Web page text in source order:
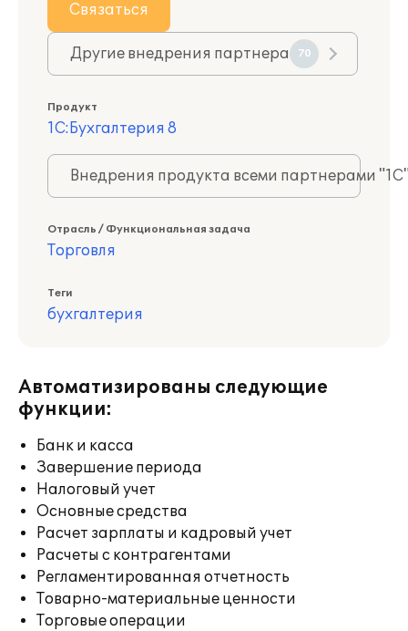
Связаться
Другие внедрения партнера 70
Продукт
1С:Бухгалтерия 8
Внедрения продукта всеми партнерами
Отрасль / Функциональная задача
Торговля
Теги
бухгалтерия
Автоматизированы следующие
функции:
Банк и касса
Завершение периода
Налоговый учет
Основные средства
Расчет зарплаты и кадровый учет
Расчеты с контрагентами
Регламентированная отчетность
Товарно-материальные ценности
Торговые операции